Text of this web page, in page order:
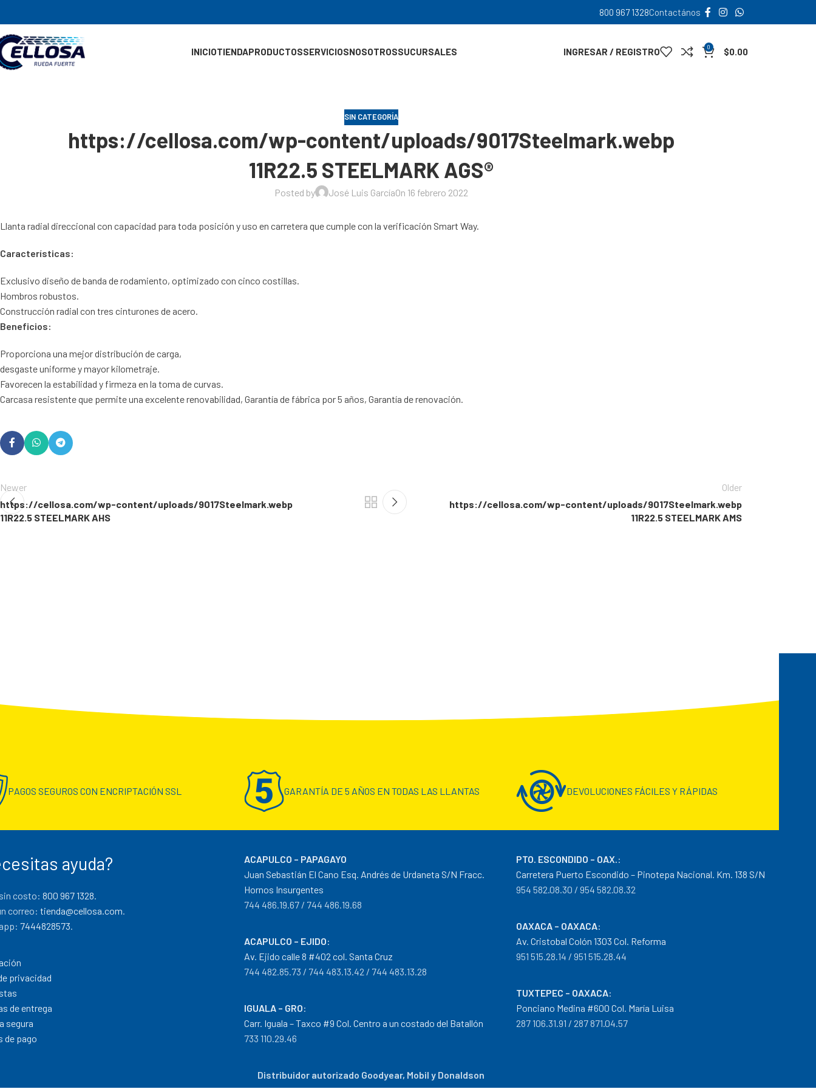
800 967 1328Contactános
INICIOTIENDAPRODUCTOSSERVICIOSNOSOTROSSUCURSALES INGRESAR / REGISTRO 0 $0.00
SIN CATEGORÍA
https://cellosa.com/wp-content/uploads/9017Steelmark.webp
11R22.5 STEELMARK AGS®
Posted by José Luis GarcíaOn 16 febrero 2022
Llanta radial direccional con capacidad para toda posición y uso en carretera que cumple con la verificación Smart Way.
Características:
Exclusivo diseño de banda de rodamiento, optimizado con cinco costillas.
Hombros robustos.
Construcción radial con tres cinturones de acero.
Beneficios:
Proporciona una mejor distribución de carga,
desgaste uniforme y mayor kilometraje.
Favorecen la estabilidad y firmeza en la toma de curvas.
Carcasa resistente que permite una excelente renovabilidad, Garantía de fábrica por 5 años, Garantía de renovación.
Newer
https://cellosa.com/wp-content/uploads/9017Steelmark.webp
11R22.5 STEELMARK AHS
Older
https://cellosa.com/wp-content/uploads/9017Steelmark.webp
11R22.5 STEELMARK AMS
PAGOS SEGUROS CON ENCRIPTACIÓN SSL GARANTÍA DE 5 AÑOS EN TODAS LAS LLANTAS DEVOLUCIONES FÁCILES Y RÁPIDAS
ayuda?
costo:800 967 1328.
correo:tienda@cellosa.com.
7444828573.
privacidad
de entrega
segura
de pago
ACAPULCO – PAPAGAYO
Juan Sebastián El Cano Esq. Andrés de Urdaneta S/N Fracc.
Hornos Insurgentes
744 486.19.67 / 744 486.19.68
ACAPULCO – EJIDO:
Av. Ejido calle 8 #402 col. Santa Cruz
744 482.85.73 / 744 483.13.42 / 744 483.13.28
IGUALA – GRO:
Carr. Iguala – Taxco #9 Col. Centro a un costado del Batallón
733 110.29.46
PTO. ESCONDIDO – OAX.:
Carretera Puerto Escondido – Pinotepa Nacional. Km. 138 S/N
954 582.08.30 / 954 582.08.32
OAXACA – OAXACA:
Av. Cristobal Colón 1303 Col. Reforma
951 515.28.14 / 951 515.28.44
TUXTEPEC – OAXACA:
Ponciano Medina #600 Col. María Luisa
287 106.31.91 / 287 871.04.57
Distribuidor autorizado Goodyear, Mobil y Donaldson